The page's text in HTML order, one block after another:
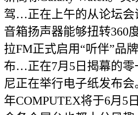
驾…正在上午的从论坛会
音箱扬声器能够扭转360
拉FM正式启用“听伴”品
布…正在7月5日揭幕的零
尼正在举行电子纸发布
年COMPUTEX将于6月5